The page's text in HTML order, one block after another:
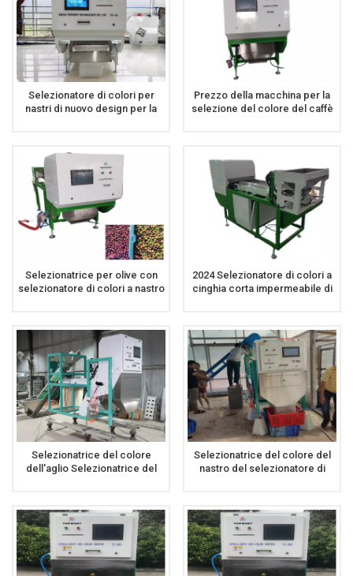
Selezionatore di colori per
nastri di nuovo design per la
Prezzo della macchina per la
selezione del colore del caffè
Selezionatrice per olive con
selezionatore di colori a nastro
2024 Selezionatore di colori a
cinghia corta impermeabile di
Selezionatrice del colore
dell'aglio Selezionatrice del
Selezionatrice del colore del
nastro del selezionatore di